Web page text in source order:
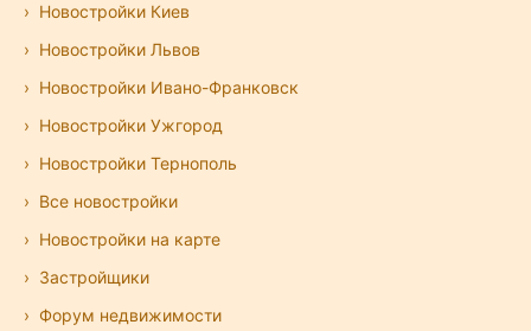
Новостройки Киев
Новостройки Львов
Новостройки Ивано-Франковск
Новостройки Ужгород
Новостройки Тернополь
Все новостройки
Новостройки на карте
Застройщики
Форум недвижимости